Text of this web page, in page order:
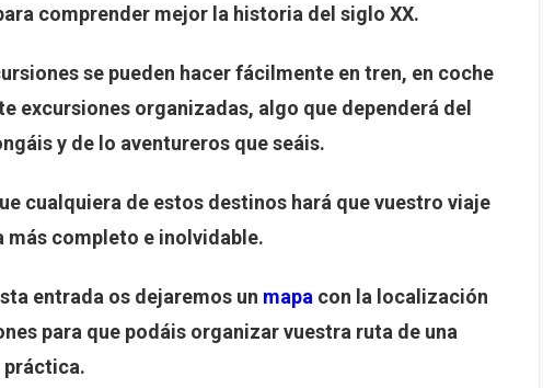
desde Múnich
medieval
la imagen más famosa
de Múnich a Núremberg
Imperial Kaiserburg
comprender mejor la historia del siglo XX.
se pueden hacer fácilmente en tren, en coche
excursiones organizadas, algo que dependerá del
y de lo aventureros que seáis.
cualquiera de estos destinos hará que vuestro viaje
más completo e inolvidable.
entrada os dejaremos un mapa con la localización
para que podáis organizar vuestra ruta de una
práctica.